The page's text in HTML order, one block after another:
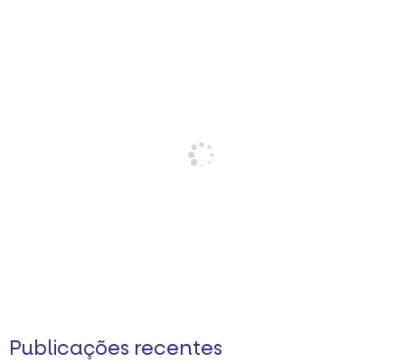
Publicações recentes